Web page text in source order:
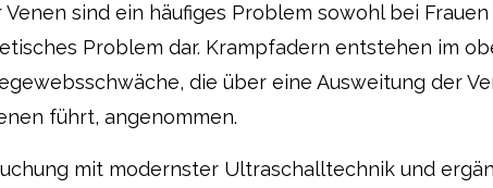
sind ein häufiges Problem sowohl bei
Problem dar. Krampfadern entstehen im
die über eine Ausweitung der
führt, angenommen.
mit modernster Ultraschalltechnik und